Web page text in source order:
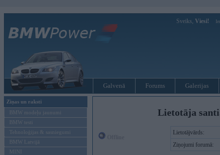
Sveiks, Viesi!
Galvenā Forums Galerijas
Ziņas un raksti
BMW modeļu jaunumi
BMW testi
Tehnoloģijas & sasniegumi
BMW Latvijā
MINI
Lietotāja
Lietotājvārds:
Ziņojumi forumā: